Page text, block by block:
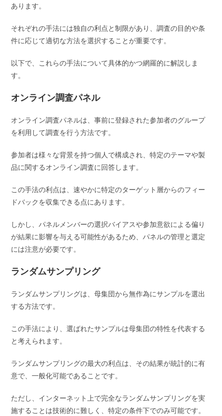
あります。
それぞれの手法には独自の利点と制限があり、調査の目的や条
件に応じて適切な方法を選択することが重要です。
以下で、これらの手法について具体的かつ網羅的に解説しま
す。
オンライン調査パネル
オンライン調査パネルは、事前に登録された参加者のグループ
を利用して調査を行う方法です。
参加者は様々な背景を持つ個人で構成され、特定のテーマや製
品に関するオンライン調査に回答します。
この手法の利点は、速やかに特定のターゲット層からのフィー
ドバックを収集できる点にあります。
しかし、パネルメンバーの選択バイアスや参加意欲による偏り
が結果に影響を与える可能性があるため、パネルの管理と選定
には注意が必要です。
ランダムサンプリング
ランダムサンプリングは、母集団から無作為にサンプルを選出
する方法です。
この手法により、選ばれたサンプルは母集団の特性を代表する
と考えられます。
ランダムサンプリングの最大の利点は、その結果が統計的に有
意で、一般化可能であることです。
ただし、インターネット上で完全なランダムサンプリングを実
施することは技術的に難しく、特定の条件下でのみ可能です。